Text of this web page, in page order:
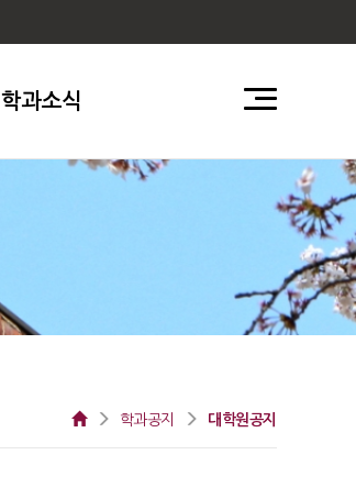
학과소식
학과공지 대학원공지